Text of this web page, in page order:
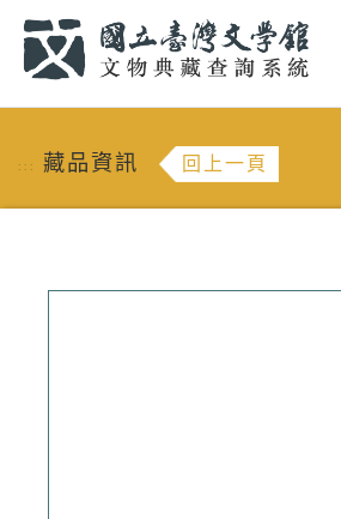
::: 藏品資訊 回上一頁